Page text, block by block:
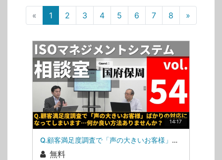
« 1 2 3 4 5 6 7 8 »
14:17
Q.顧客満足度調査で「声の大きいお客様」ばかりの対応になってしまいます…何か良い方法ありませんか？（ISOマネジメントシステム相談室・第54回）
無料